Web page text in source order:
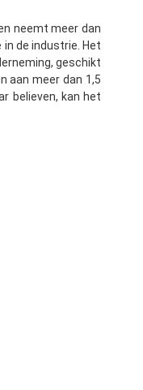
neemt meer dan
in de industrie. Het
geschikt
aan meer dan 1,5
believen, kan het